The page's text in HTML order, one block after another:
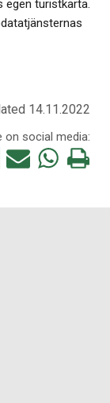
egen turistkarta.
14.11.2022
on social media:
Share Share Print